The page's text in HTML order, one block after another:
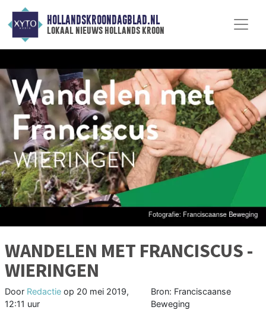
HOLLANDSKROONDAGBLAD.NL
lokaal nieuws hollands kroon
WANDELEN MET FRANCISCUS -
WIERINGEN
Door Redactie op 20 mei 2019,
12:11 uur
Bron: Franciscaanse
Beweging